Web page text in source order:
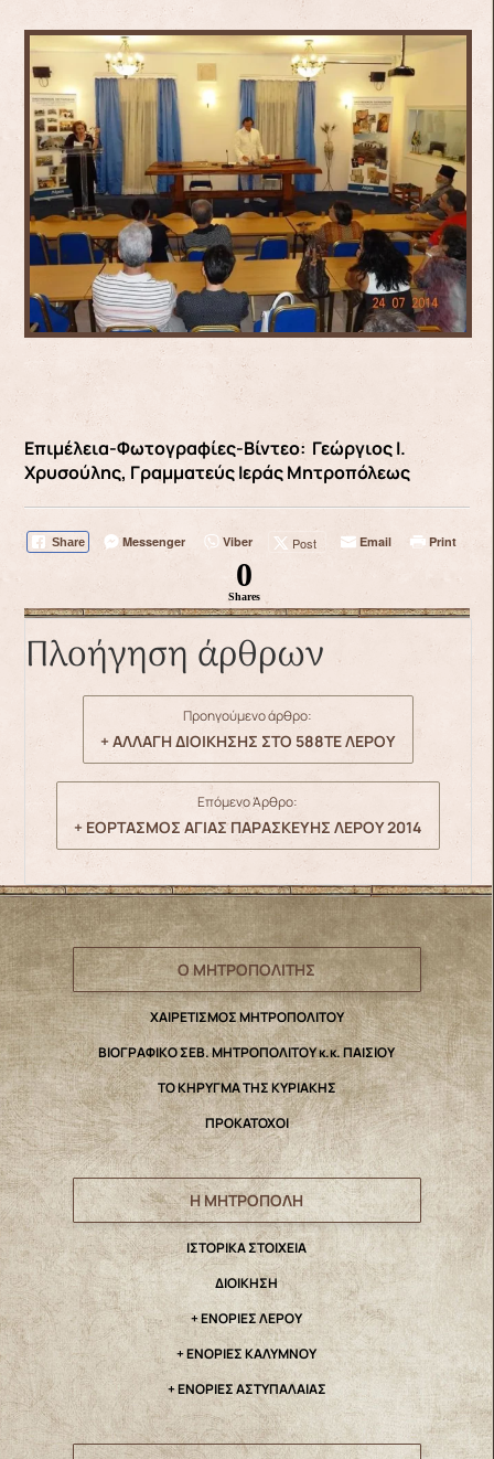
Επιμέλεια-Φωτογραφίες-Βίντεο: Γεώργιος Ι.
Χρυσούλης, Γραμματεύς Ιεράς Μητροπόλεως
Share Messenger Viber Post Email Print
0
Shares
Πλοήγηση άρθρων
Προηγούμενο άρθρο:
+ ΑΛΛΑΓΗ ΔΙΟΙΚΗΣΗΣ ΣΤΟ 588ΤΕ ΛΕΡΟΥ
Επόμενο Άρθρο:
+ ΕΟΡΤΑΣΜΟΣ ΑΓΙΑΣ ΠΑΡΑΣΚΕΥΗΣ ΛΕΡΟΥ 2014
Ο ΜΗΤΡΟΠΟΛΙΤΗΣ
ΧΑΙΡΕΤΙΣΜΟΣ ΜΗΤΡΟΠΟΛΙΤΟΥ
ΒΙΟΓΡΑΦΙΚΟ ΣΕΒ. ΜΗΤΡΟΠΟΛΙΤΟΥ κ.κ. ΠΑΙΣΙΟΥ
ΤΟ ΚΗΡΥΓΜΑ ΤΗΣ ΚΥΡΙΑΚΗΣ
ΠΡΟΚΑΤΟΧΟΙ
Η ΜΗΤΡΟΠΟΛΗ
IΣΤΟΡΙΚΑ ΣΤΟΙΧΕΙΑ
ΔΙΟΙΚΗΣΗ
+ ΕΝΟΡΙΕΣ ΛΕΡΟΥ
+ ΕΝΟΡΙΕΣ ΚΑΛΥΜΝΟΥ
+ ΕΝΟΡΙΕΣ ΑΣΤΥΠΑΛΑΙΑΣ